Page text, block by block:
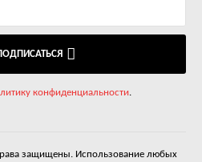
конфиденциальности.
защищены. Использование любых